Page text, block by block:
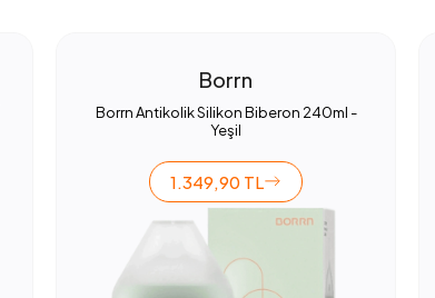
Borrn
Borrn Antikolik Silikon Biberon 240ml -
Yeşil
1.349,90 TL